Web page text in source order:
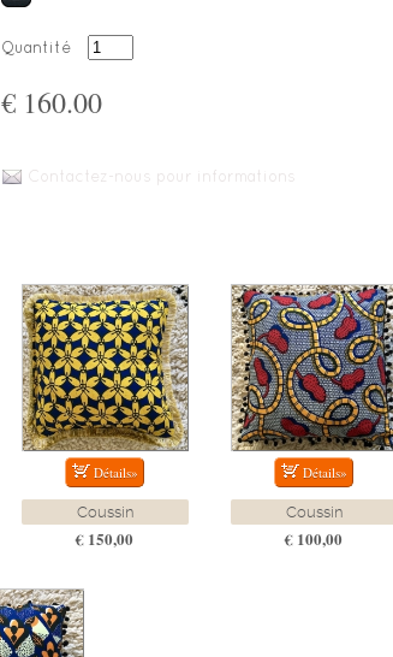
Quantité
€ 160.00
Contactez-nous pour informations
Coussin
€ 150,00
Coussin
€ 100,00